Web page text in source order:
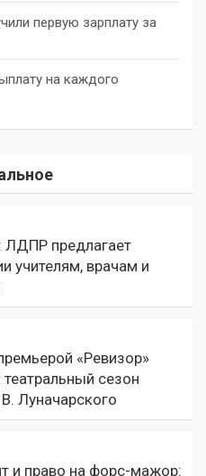
первую зарплату за
на каждого
ЛДПР предлагает
учителям, врачам и
«Ревизор»
сезон
Луначарского
и право на форс-мажор: